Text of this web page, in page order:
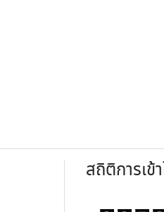
สถิติการเข้